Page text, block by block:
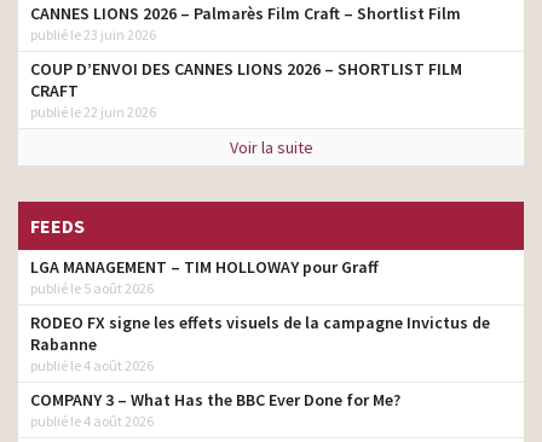
CANNES LIONS 2026 – Palmarès Film Craft – Shortlist Film
publié le 23 juin 2026
COUP D’ENVOI DES CANNES LIONS 2026 – SHORTLIST FILM
CRAFT
publié le 22 juin 2026
Voir la suite
FEEDS
LGA MANAGEMENT – TIM HOLLOWAY pour Graff
publié le 5 août 2026
RODEO FX signe les effets visuels de la campagne Invictus de
Rabanne
publié le 4 août 2026
COMPANY 3 – What Has the BBC Ever Done for Me?
publié le 4 août 2026